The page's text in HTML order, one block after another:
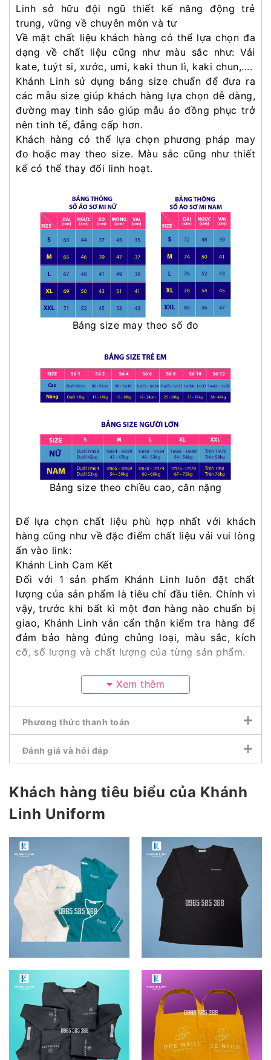
Linh sở hữu đội ngũ thiết kế năng động trẻ
trung, vững về chuyên môn và tư
Về mặt chất liệu khách hàng có thể lựa chọn đa
dạng về chất liệu cũng như màu sắc như: Vải
kate, tuýt si, xước, umi, kaki thun lì, kaki chun,....
Khánh Linh sử dụng bảng size chuẩn để đưa ra
các mẫu size giúp khách hàng lựa chọn dễ dàng,
đường may tinh sảo giúp mẫu áo đồng phục trở
nên tinh tế, đẳng cấp hơn.
Khách hàng có thể lựa chọn phương pháp may
đo hoặc may theo size. Màu sắc cũng như thiết
kế có thể thay đổi linh hoạt.
Bảng size may theo số đo
Bảng size theo chiều cao, cân nặng
Để lựa chọn chất liệu phù hợp nhất với khách
hàng cũng như về đặc điểm chất liệu vải vui lòng
ấn vào link:
Khánh Linh Cam Kết
Đối với 1 sản phẩm Khánh Linh luôn đặt chất
lượng của sản phẩm là tiêu chí đầu tiên. Chính vì
vậy, trước khi bất kì một đơn hàng nào chuẩn bị
giao, Khánh Linh vẫn cẩn thận kiểm tra hàng để
đảm bảo hàng đúng chủng loại, màu sắc, kích
cỡ, số lượng và chất lượng của từng sản phẩm.
Xem thêm
Phương thức thanh toán
Đánh giá và hỏi đáp
Khách hàng tiêu biểu của Khánh
Linh Uniform